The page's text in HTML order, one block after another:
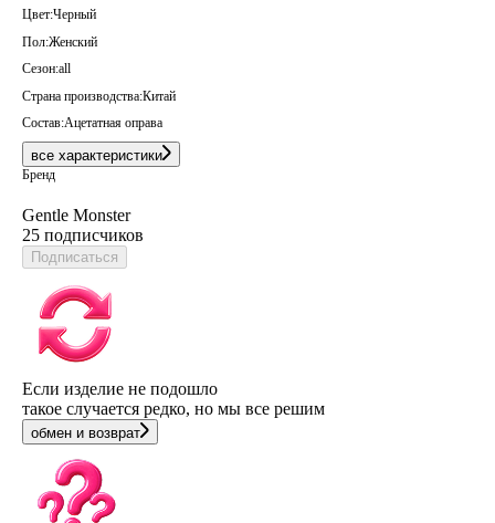
Цвет:Черный
Пол:Женский
Сезон:all
Страна производства:Китай
Состав:Ацетатная оправа
все характеристики
Бренд
Gentle Monster
25 подписчиков
Подписаться
Если изделие не подошло
такое случается редко, но мы все решим
обмен и возврат